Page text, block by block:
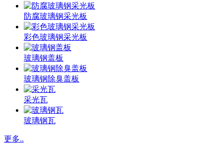
防腐玻璃钢采光板
彩色玻璃钢采光板
玻璃钢盖板
玻璃钢除臭盖板
采光瓦
玻璃钢瓦
更多..